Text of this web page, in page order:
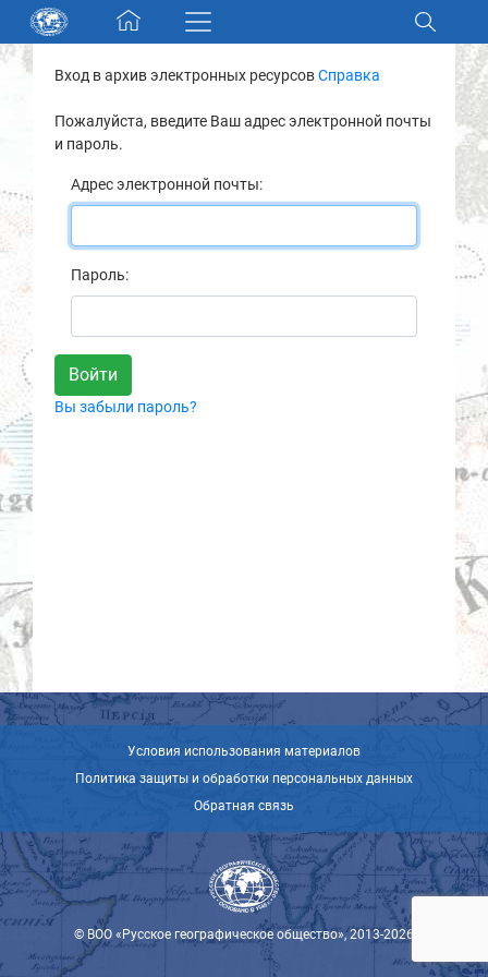
Skip navigation
Разделы и коллекции
Электронный каталог
Новости
О нас
Контакты
Партнеры
Вход в архив электронных ресурсовСправка
Пожалуйста, введите Ваш адрес электронной почты
и пароль.
Адрес электронной почты:
Пароль:
Вы забыли пароль?
Условия использования материалов
Политика защиты и обработки персональных данных
Обратная связь
© ВОО «Русское географическое общество», 2013-2026